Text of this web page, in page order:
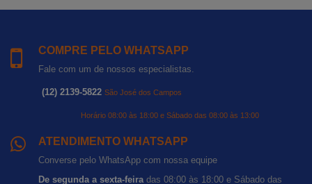
COMPRE PELO WHATSAPP
Fale com um de nossos especialistas.
(12) 2139-5822 São José dos Campos
Horário 08:00 às 18:00 e Sábado das 08:00 às 13:00
ATENDIMENTO WHATSAPP
Converse pelo WhatsApp com nossa equipe
De segunda a sexta-feiradas 08:00 às 18:00 e Sábado das